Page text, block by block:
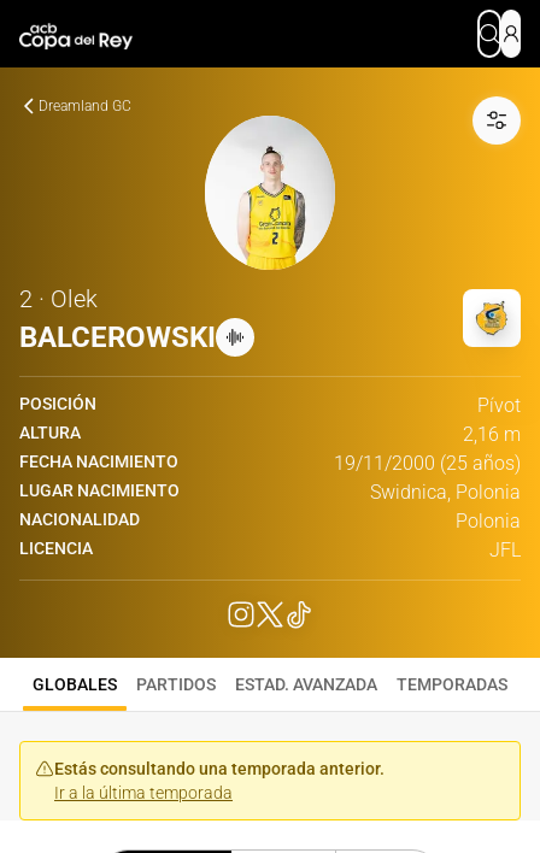
Dreamland GC
2 · Olek
BALCEROWSKI
POSICIÓN Pívot
ALTURA 2,16 m
FECHA NACIMIENTO 19/11/2000 (25 años)
LUGAR NACIMIENTO Swidnica, Polonia
NACIONALIDAD Polonia
LICENCIA JFL
GLOBALES PARTIDOS ESTAD. AVANZADA TEMPORADAS
Estás consultando una temporada anterior.
Ir a la última temporada